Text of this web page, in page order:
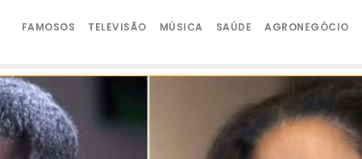
FAMOSOS TELEVISÃO MÚSICA SAÚDE AGRONEGÓCIO